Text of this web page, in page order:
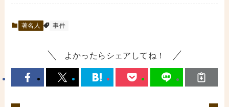
著名人 事件
よかったらシェアしてね！